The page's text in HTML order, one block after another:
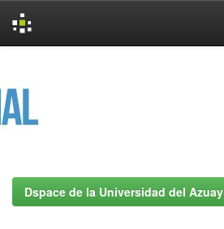
Dspace de la Universidad del Azuay